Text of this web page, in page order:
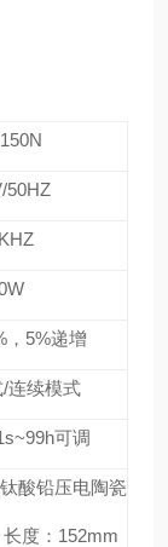
50HZ
，5%递增
连续模式
可调
酸铅压电陶瓷
度：152mm